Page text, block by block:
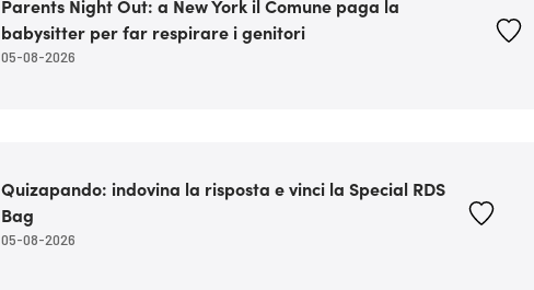
Parents Night Out: a New York il Comune paga la
babysitter per far respirare i genitori
05-08-2026
Quizapando: indovina la risposta e vinci la Special RDS
Bag
05-08-2026